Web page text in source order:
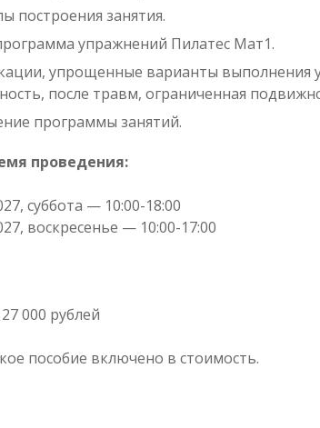
построения занятия.
упражнений Пилатес Мат1.
упрощенные варианты выполнения
после травм, ограниченная
программы занятий.
проведения:
суббота — 10:00-18:00
воскресенье — 10:00-17:00
000 рублей
пособие включено в стоимость.